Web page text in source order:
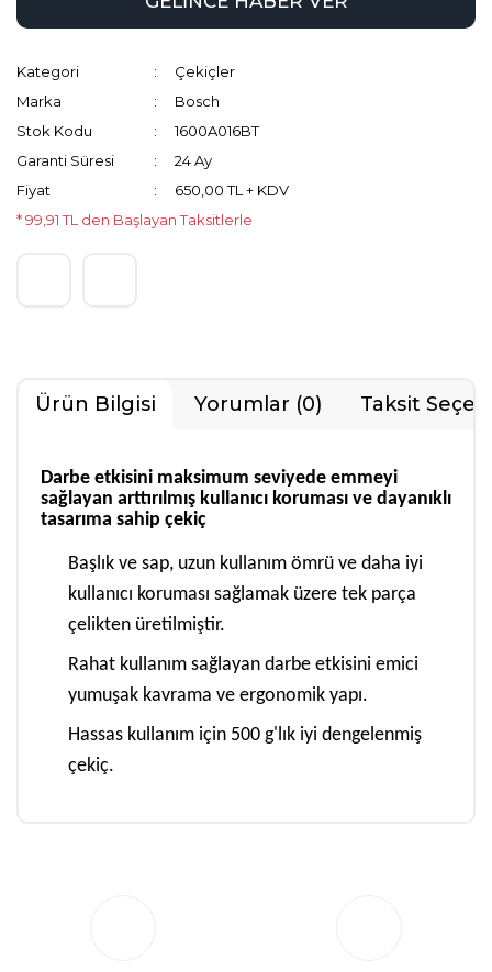
Kategori
Çekiçler
Marka
Bosch
Stok Kodu
1600A016BT
Garanti Süresi
24 Ay
Fiyat
650,00 TL + KDV
* 99,91 TL den Başlayan Taksitlerle
Ürün Bilgisi Yorumlar (0) Taksit
Darbe etkisini maksimum seviyede emmeyi
sağlayan arttırılmış kullanıcı koruması ve dayanıklı
tasarıma sahip çekiç
Başlık ve sap, uzun kullanım ömrü ve daha iyi
kullanıcı koruması sağlamak üzere tek parça
çelikten üretilmiştir.
Rahat kullanım sağlayan darbe etkisini emici
yumuşak kavrama ve ergonomik yapı.
Hassas kullanım için 500 g'lık iyi dengelenmiş
çekiç.